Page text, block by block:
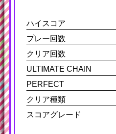
ハイスコア
プレー回数
クリア回数
ULTIMATE CHAIN
PERFECT
クリア種類
スコアグレード